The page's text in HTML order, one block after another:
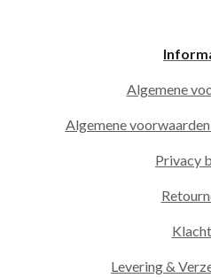
Algemene
Algemene
Privacy
Levering &